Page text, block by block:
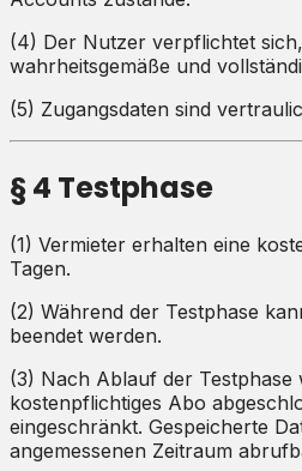
(4) Der Nutzer verpflichtet
wahrheitsgemäße und
(5) Zugangsdaten sind
§ 4 Testphase
(1) Vermieter erhalten eine
Tagen.
(2) Während der Testphase
beendet werden.
(3) Nach Ablauf der Testphase
kostenpflichtiges Abo
eingeschränkt. Gespeicherte
angemessenen Zeitraum